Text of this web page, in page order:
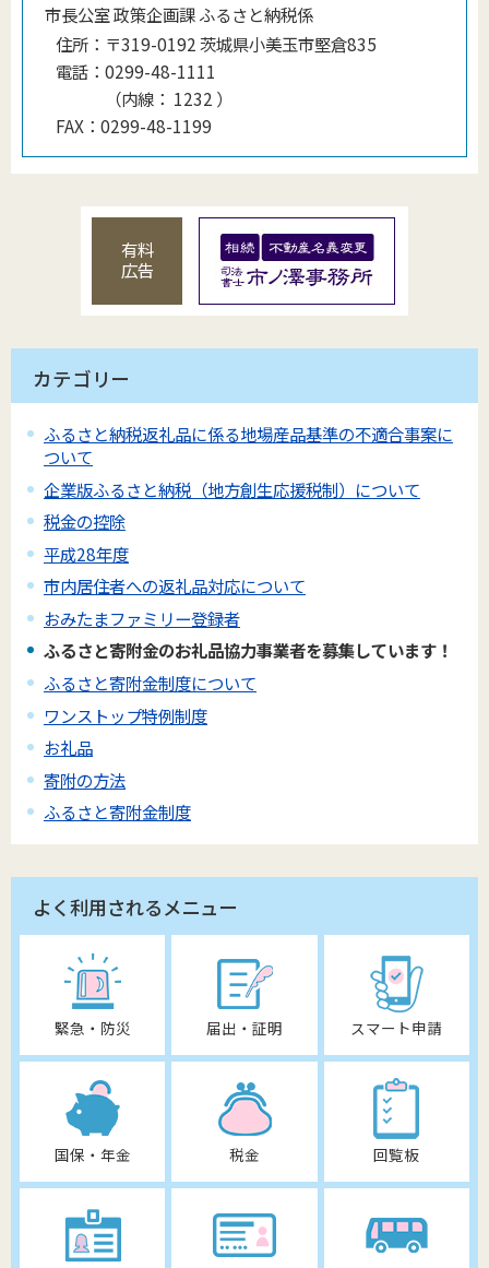
市長公室 政策企画課 ふるさと納税係
住所： 〒319-0192 茨城県小美玉市堅倉835
電話： 0299-48-1111
（内線 ： 1232 ）
FAX： 0299-48-1199
有料
広告
カテゴリー
ふるさと納税返礼品に係る地場産品基準の不適合事案に
ついて
企業版ふるさと納税（地方創生応援税制）について
税金の控除
平成28年度
市内居住者への返礼品対応について
おみたまファミリー登録者
ふるさと寄附金のお礼品協力事業者を募集しています！
ふるさと寄附金制度について
ワンストップ特例制度
お礼品
寄附の方法
ふるさと寄附金制度
よく利用されるメニュー
緊急・防災 届出・証明 スマート申請
国保・年金 税金 回覧板